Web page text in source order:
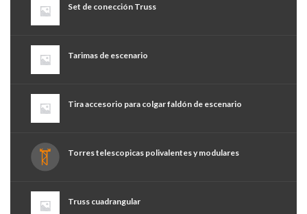
Set de conección Truss
Tarimas de escenario
Tira accesorio para colgar faldón de escenario
Torres telescopicas polivalentes y modulares
Truss cuadrangular